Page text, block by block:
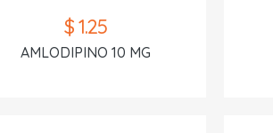
$ 1.25
AMLODIPINO 10 MG